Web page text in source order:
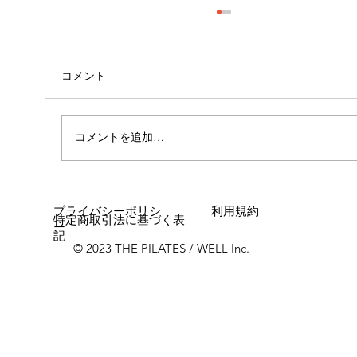
コメント
コメントを追加…
© 2023 THE PILATES / WELL Inc.
プライバシーポリシ
ー
利用規約
特定商取引法に基づく表
記